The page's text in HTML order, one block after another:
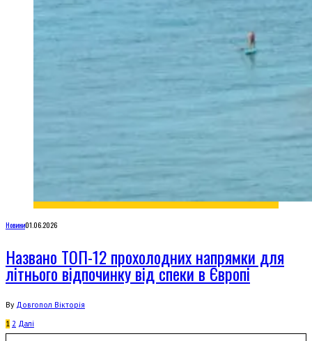
Новини01.06.2026
Названо ТОП-12 прохолодних напрямки для
літнього відпочинку від спеки в Європі
By Довгопол Вікторія
1 2 Далi